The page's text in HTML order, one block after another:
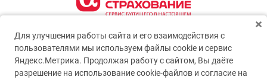
Для улучшения работы сайта и его взаимодействия с
пользователями мы используем файлы cookie и сервис
Яндекс.Метрика. Продолжая работу с сайтом, Вы даёте
разрешение на использование cookie-файлов и согласие на